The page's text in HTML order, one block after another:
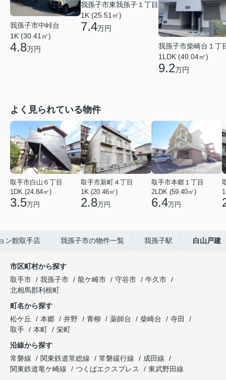
我孫子市中峠台
1K (30.41㎡)
4.8万円
我孫子市東我孫子１丁目
1K (25.51㎡)
7.4万円
我孫子市柴崎台１丁
1LDK (40.04㎡)
9.2万円
よく見られている物件
取手市白山６丁目
1DK (24.84㎡)
3.5万円
取手市新町４丁目
1K (20.46㎡)
2.8万円
取手市本郷１丁目
2LDK (59.40㎡)
6.4万円
ン館取手店 我孫子市の物件一覧 我孫子駅 白山戸建
市区町村から探す
取手市
我孫子市 龍ケ崎市 守谷市
牛久市
北相馬郡利根町
町名から探す
松ケ丘
本郷 井野 青柳 薬師台 柴崎台
寺田
取手
本町
栄町
沿線から探す
常磐線
関東鉄道常総線 常磐緩行線
成田線
関東鉄道竜ケ崎線
つくばエクスプレス
東武野田線